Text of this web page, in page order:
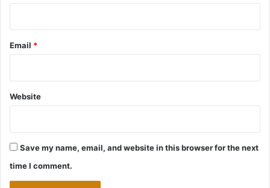
Email *
Website
Save my name, email, and website in this browser for the next
time I comment.